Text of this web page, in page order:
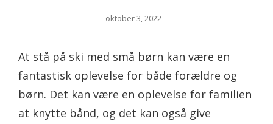
Posted
oktober 3, 2022
At stå på ski med små børn kan være en
fantastisk oplevelse for både forældre og
børn. Det kan være en oplevelse for familien
at knytte bånd, og det kan også give